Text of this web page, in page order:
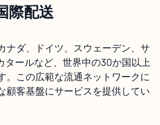
際配送
ナダ、ドイツ、スウェーデン、サ
タールなど、世界中の30か国以上
。この広範な流通ネットワークに
顧客基盤にサービスを提供してい